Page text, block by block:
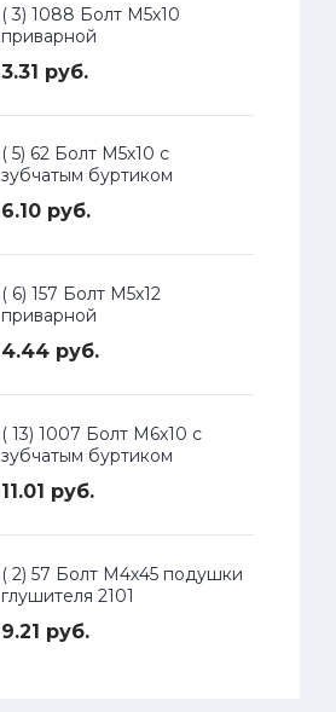
( 3) 1088 Болт М5х10
приварной
3.31 руб.
( 5) 62 Болт М5х10 с
зубчатым буртиком
6.10 руб.
( 6) 157 Болт М5х12
приварной
4.44 руб.
( 13) 1007 Болт М6х10 с
зубчатым буртиком
11.01 руб.
( 2) 57 Болт М4х45 подушки
глушителя 2101
9.21 руб.